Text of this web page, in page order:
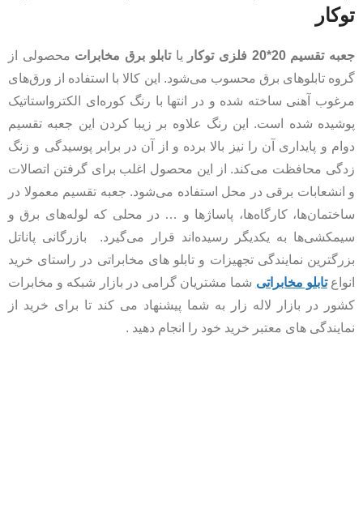
توکار
جعبه تقسیم 20*20 فلزی توکار یاتابلو برق مخابرات محصولی از
گروه تابلوهای برق محسوب می‌شود. این کالا با استفاده از ورق‌های
مرغوب آهنی ساخته شده و در انتها با رنگ کوره‌ای الکترواستاتیک
پوشیده شده است. این رنگ علاوه بر زیبا کردن این جعبه تقسیم
دوام و پایداری آن را نیز بالا برده و از آن در برابر پوسیدگی و زنگ
زدگی محافظت می‌کند. از این محصول اغلب برای گرفتن اتصالات
و انشعابات برقی در محل استفاده می‌شود. جعبه تقسیم معمولا در
ساختمان‌ها، کارگاه‌ها، پاساژها و … در محلی که لوله‌های برق و
سیمکشی‌ها به یکدیگر رسیده‌اند قرار می‌گیرد. بازرگانی پاناتل
بزرگترین نمایندگی تجهیزات و تابلو های مخابراتی در راستای خرید
انواعتابلو مخابراتی شما مشتریان گرامی در بازار شبکه و مخابرات
کشور در بازار لاله زار به شما پیشنهاد می کند تا برای خرید از
نمایندگی های معتبر خرید خود را انجام دهید .